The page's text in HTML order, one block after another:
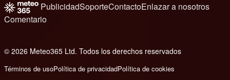
PublicidadSoporteContactoEnlazar a nosotros
Comentario
© 2026 Meteo365 Ltd. Todos los derechos reservados
Términos de usoPolítica de privacidadPolítica de cookies